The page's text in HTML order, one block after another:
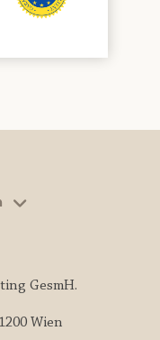
GesmH.
Wien